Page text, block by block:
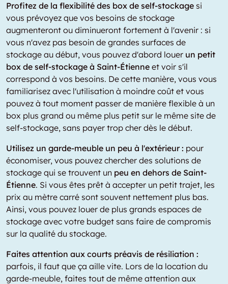
Profitez de la flexibilité des box de self-stockage si
vous prévoyez que vos besoins de stockage
augmenteront ou diminueront fortement à l'avenir : si
vous n'avez pas besoin de grandes surfaces de
stockage au début, vous pouvez d'abord louer un petit
box de self-stockage à Saint-Étienne et voir s'il
correspond à vos besoins. De cette manière, vous vous
familiarisez avec l'utilisation à moindre coût et vous
pouvez à tout moment passer de manière flexible à un
box plus grand ou même plus petit sur le même site de
self-stockage, sans payer trop cher dès le début.
Utilisez un garde-meuble un peu à l'extérieur : pour
économiser, vous pouvez chercher des solutions de
stockage qui se trouvent un peu en dehors de Saint-
Étienne. Si vous êtes prêt à accepter un petit trajet, les
prix au mètre carré sont souvent nettement plus bas.
Ainsi, vous pouvez louer de plus grands espaces de
stockage avec votre budget sans faire de compromis
sur la qualité du stockage.
Faites attention aux courts préavis de résiliation :
parfois, il faut que ça aille vite. Lors de la location du
garde-meuble, faites tout de même attention aux